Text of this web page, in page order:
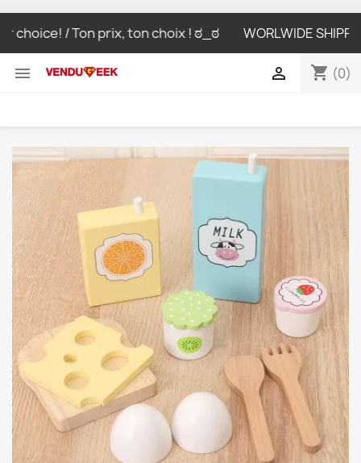
/ Ton prix, ton choix ! ಠ_ಠ WORLWIDE
 shopping_cart (0)
